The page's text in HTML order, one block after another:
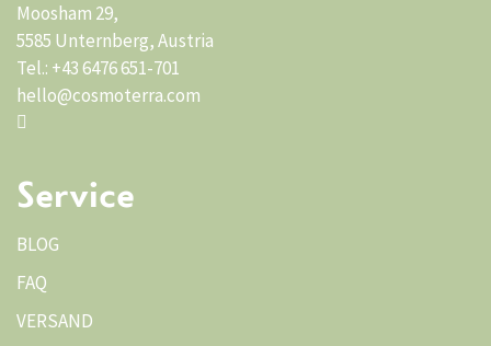
Moosham 29,
5585 Unternberg, Austria
Tel.: +43 6476 651-701
hello@cosmoterra.com
Service
BLOG
FAQ
VERSAND